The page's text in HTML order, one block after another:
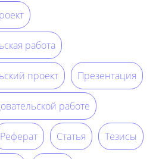
работа
проект Презентация
работе
Реферат Статья Тезисы